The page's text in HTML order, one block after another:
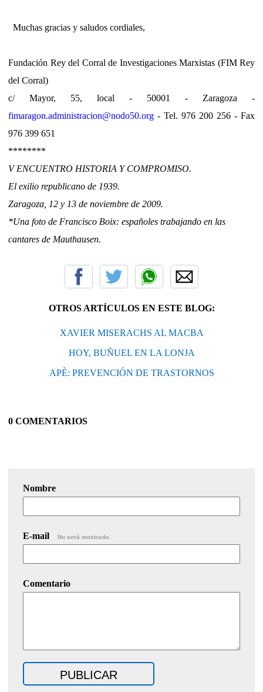
Muchas gracias y saludos cordiales,
Fundación Rey del Corral de Investigaciones Marxistas (FIM Rey
del Corral)
c/ Mayor, 55, local - 50001 - Zaragoza -
fimaragon.administracion@nodo50.org - Tel. 976 200 256 - Fax
976 399 651
********
V ENCUENTRO HISTORIA Y COMPROMISO.
El exilio republicano de 1939.
Zaragoza, 12 y 13 de noviembre de 2009.
*Una foto de Francisco Boix: españoles trabajando en las
cantares de Mauthausen.
OTROS ARTÍCULOS EN ESTE BLOG:
XAVIER MISERACHS AL MACBA
HOY, BUÑUEL EN LA LONJA
APÈ: PREVENCIÓN DE TRASTORNOS
0 COMENTARIOS
Nombre
E-mail No será mostrado.
Comentario